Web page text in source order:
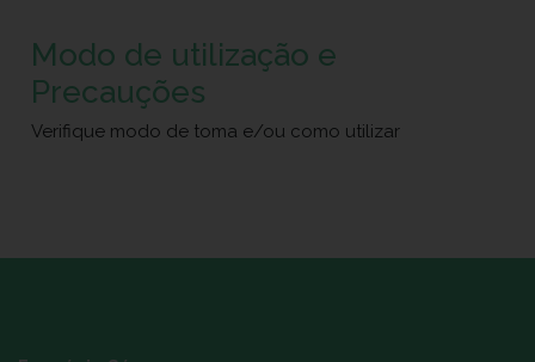
Modo de utilização e
Precauções
Verifique modo de toma e/ou como utilizar